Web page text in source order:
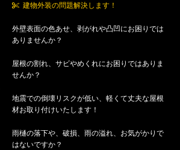
建物外装の問題解決します！
外壁表面の色あせ、剥がれや凸凹にお困りでは
ありませんか？
屋根の割れ、サビやめくれにお困りではありま
せんか？
地震での倒壊リスクが低い、軽くて丈夫な屋根
材お取り付けいたします！
雨樋の落下や、破損、雨の溢れ、お気がかりで
はないですか？